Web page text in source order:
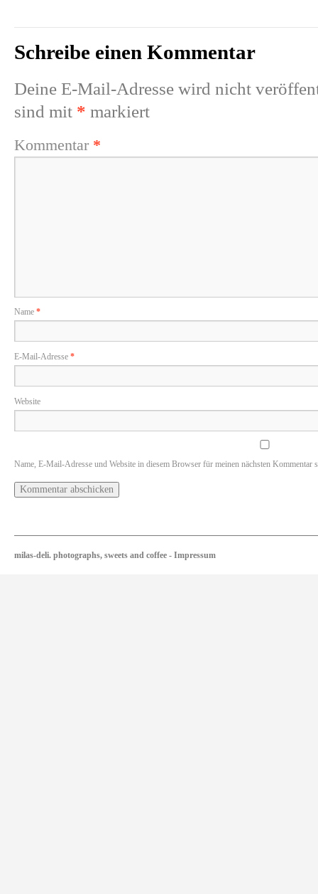
Schreibe einen Kommentar
Deine E-Mail-Adresse wird nicht
sind mit * markiert
Kommentar *
Name *
E-Mail-Adresse *
Website
Name, E-Mail-Adresse und Website in diesem Browser für meinen nächsten Kommentar
milas-deli. photographs, sweets and coffee - Impressum